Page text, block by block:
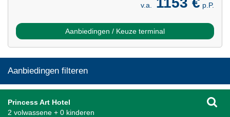
v.a. p.P.
Aanbiedingen / Keuze terminal
Aanbiedingen filteren
Princess Art Hotel
2 volwassene + 0 kinderen